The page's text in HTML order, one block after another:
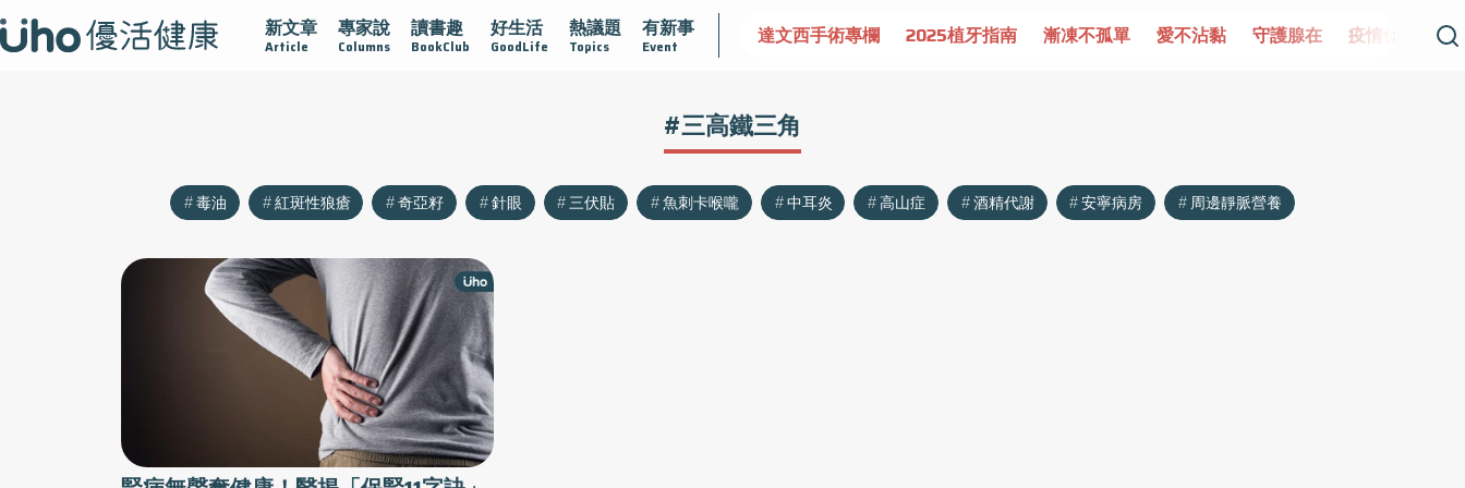
新文章
Article
專家說
Columns
讀書趣
BookClub
好生活
GoodLife
熱議題
Topics
有新事
Event
黏 守護腺在 疫情保衛戰 再生醫學 愛的未來視 認識攝護腺肥大 守護骨骼健康 達文西手術專欄 2025植牙指南 漸凍不孤單 愛不沾黏 守護腺在 疫情保衛戰
#三高鐵三角
毒油 紅斑性狼瘡 奇亞籽 針眼 三伏貼 魚刺卡喉嚨 中耳炎 高山症 酒精代謝 安寧病房 周邊靜脈營養